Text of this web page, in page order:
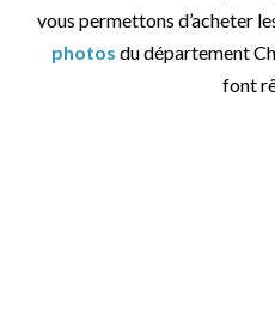
vous permettons d’acheter
photos du département
font